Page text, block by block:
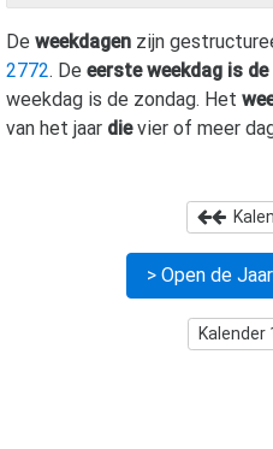
De weekdagen zijn
2772. De eerste weekdag is
weekdag is de zondag. Het
van het jaar dievier of meer
> Open de
Kalender